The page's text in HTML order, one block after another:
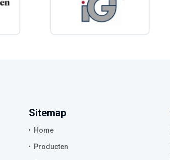
Sitemap
Home
Producten